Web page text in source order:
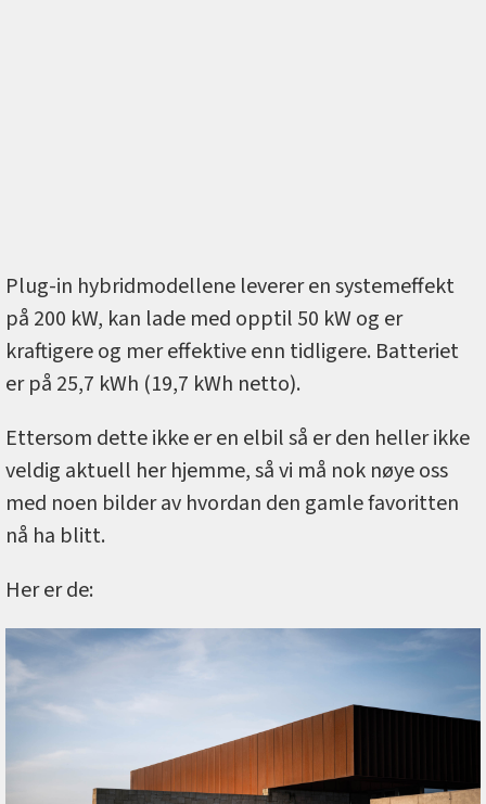
Plug-in hybridmodellene leverer en systemeffekt
på 200 kW, kan lade med opptil 50 kW og er
kraftigere og mer effektive enn tidligere. Batteriet
er på 25,7 kWh (19,7 kWh netto).
Ettersom dette ikke er en elbil så er den heller ikke
veldig aktuell her hjemme, så vi må nok nøye oss
med noen bilder av hvordan den gamle favoritten
nå ha blitt.
Her er de: